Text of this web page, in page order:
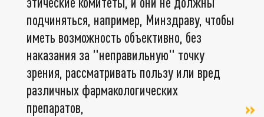
подчиняться, например, Минздраву, чтобы
иметь возможность объективно, без
наказания за "неправильную" точку
зрения, рассматривать пользу или вред
различных фармакологических
препаратов,